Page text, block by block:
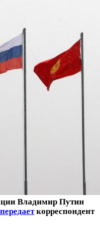
Владимир Путин
передает корреспондент